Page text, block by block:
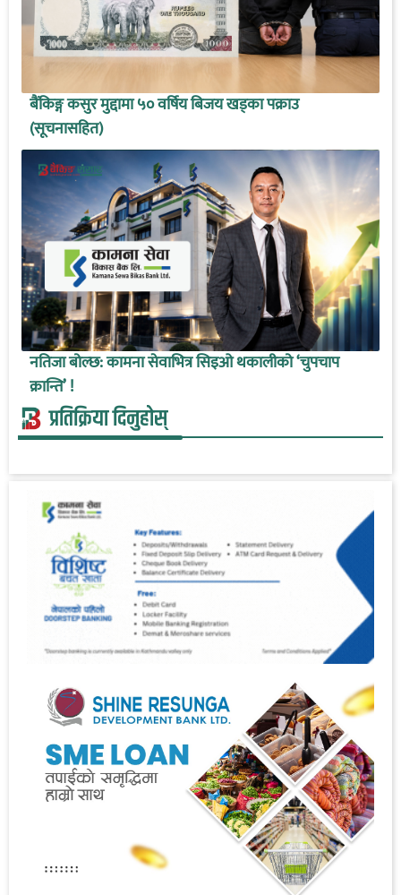
बैंकिङ्ग कसुर मुद्दामा ५० वर्षिय बिजय खड्का पक्राउ
(सूचनासहित)
नतिजा बोल्छ: कामना सेवाभित्र सिइओ थकालीको ‘चुपचाप
क्रान्ति’ !
प्रतिक्रिया दिनुहोस्